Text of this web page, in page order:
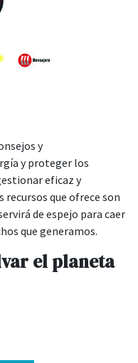
y
y proteger los
eficaz y
que ofrece son
de espejo para caer
que generamos.
el planeta